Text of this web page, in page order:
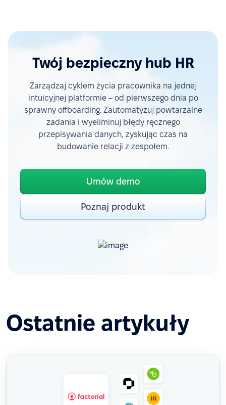
Twój bezpieczny hub HR
Zarządzaj cyklem życia pracownika na jednej
intuicyjnej platformie – od pierwszego dnia po
sprawny offboarding. Zautomatyzuj powtarzalne
zadania i wyeliminuj błędy ręcznego
przepisywania danych, zyskując czas na
budowanie relacji z zespołem.
Umów demo
Poznaj produkt
Ostatnie artykuły